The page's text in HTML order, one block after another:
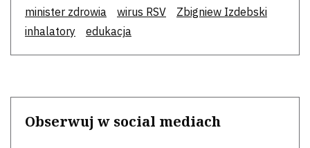
minister zdrowia
wirus RSV
Zbigniew Izdebski
inhalatory
edukacja
Obserwuj w social mediach